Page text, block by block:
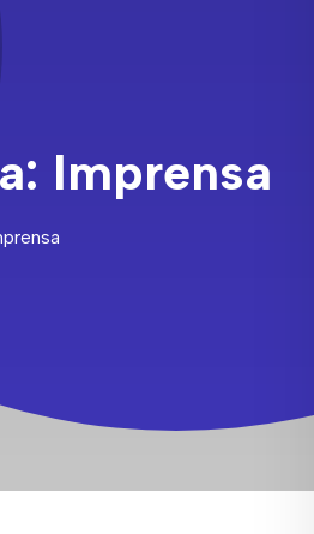
Imprensa